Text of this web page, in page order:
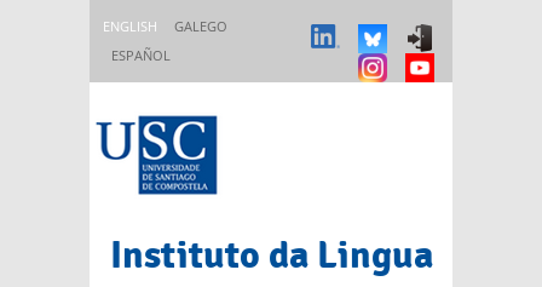
ENGLISH
GALEGO
ESPAÑOL
Instituto da Lingua